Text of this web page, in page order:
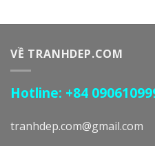
VỀ TRANHDEP.COM
Hotline: +84
tranhdep.com@gmail.com